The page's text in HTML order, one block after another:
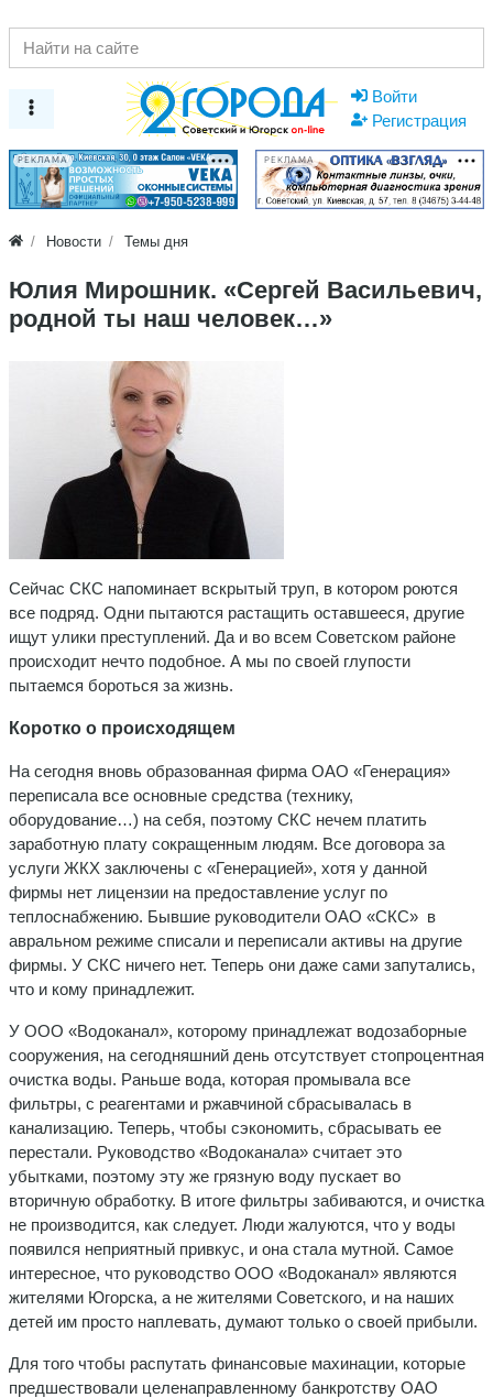
Войти
Регистрация
РЕКЛАМА РЕКЛАМА
Новости Темы дня
Юлия Мирошник. «Сергей Васильевич,
родной ты наш человек…»
Сейчас СКС напоминает вскрытый труп, в котором роются
все подряд. Одни пытаются растащить оставшееся, другие
ищут улики преступлений. Да и во всем Советском районе
происходит нечто подобное. А мы по своей глупости
пытаемся бороться за жизнь.
Коротко о происходящем
На сегодня вновь образованная фирма ОАО «Генерация»
переписала все основные средства (технику,
оборудование…) на себя, поэтому СКС нечем платить
заработную плату сокращенным людям. Все договора за
услуги ЖКХ заключены с «Генерацией», хотя у данной
фирмы нет лицензии на предоставление услуг по
теплоснабжению. Бывшие руководители ОАО «СКС» в
авральном режиме списали и переписали активы на другие
фирмы. У СКС ничего нет. Теперь они даже сами запутались,
что и кому принадлежит.
У ООО «Водоканал», которому принадлежат водозаборные
сооружения, на сегодняшний день отсутствует стопроцентная
очистка воды. Раньше вода, которая промывала все
фильтры, с реагентами и ржавчиной сбрасывалась в
канализацию. Теперь, чтобы сэкономить, сбрасывать ее
перестали. Руководство «Водоканала» считает это
убытками, поэтому эту же грязную воду пускает во
вторичную обработку. В итоге фильтры забиваются, и очистка
не производится, как следует. Люди жалуются, что у воды
появился неприятный привкус, и она стала мутной. Самое
интересное, что руководство ООО «Водоканал» являются
жителями Югорска, а не жителями Советского, и на наших
детей им просто наплевать, думают только о своей прибыли.
Для того чтобы распутать финансовые махинации, которые
предшествовали целенаправленному банкротству ОАО